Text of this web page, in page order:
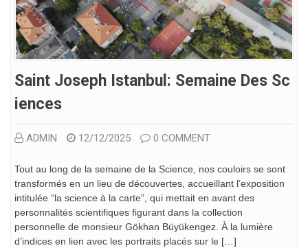
Saint Joseph Istanbul: Semaine Des Sc
Iences
ADMIN 12/12/2025 0 COMMENT
Tout au long de la semaine de la Science, nos couloirs se sont
transformés en un lieu de découvertes, accueillant l’exposition
intitulée “la science à la carte”, qui mettait en avant des
personnalités scientifiques figurant dans la collection
personnelle de monsieur Gökhan Büyükengez. À la lumière
d’indices en lien avec les portraits placés sur le […]